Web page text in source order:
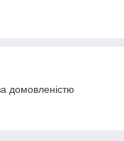
домовленістю